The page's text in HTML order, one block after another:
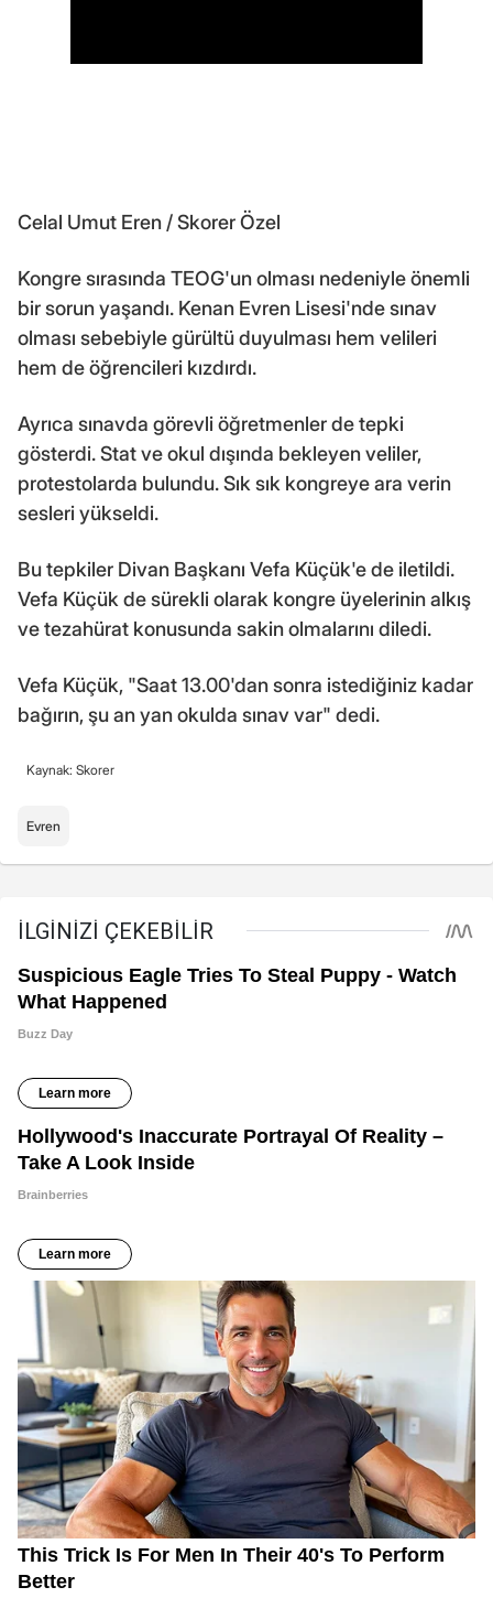
Celal Umut Eren / Skorer Özel
Kongre sırasında TEOG'un olması nedeniyle önemli
bir sorun yaşandı. Kenan Evren Lisesi'nde sınav
olması sebebiyle gürültü duyulması hem velileri
hem de öğrencileri kızdırdı.
Ayrıca sınavda görevli öğretmenler de tepki
gösterdi. Stat ve okul dışında bekleyen veliler,
protestolarda bulundu. Sık sık kongreye ara verin
sesleri yükseldi.
Bu tepkiler Divan Başkanı Vefa Küçük'e de iletildi.
Vefa Küçük de sürekli olarak kongre üyelerinin alkış
ve tezahürat konusunda sakin olmalarını diledi.
Vefa Küçük, "Saat 13.00'dan sonra istediğiniz kadar
bağırın, şu an yan okulda sınav var" dedi.
Kaynak: Skorer
Evren